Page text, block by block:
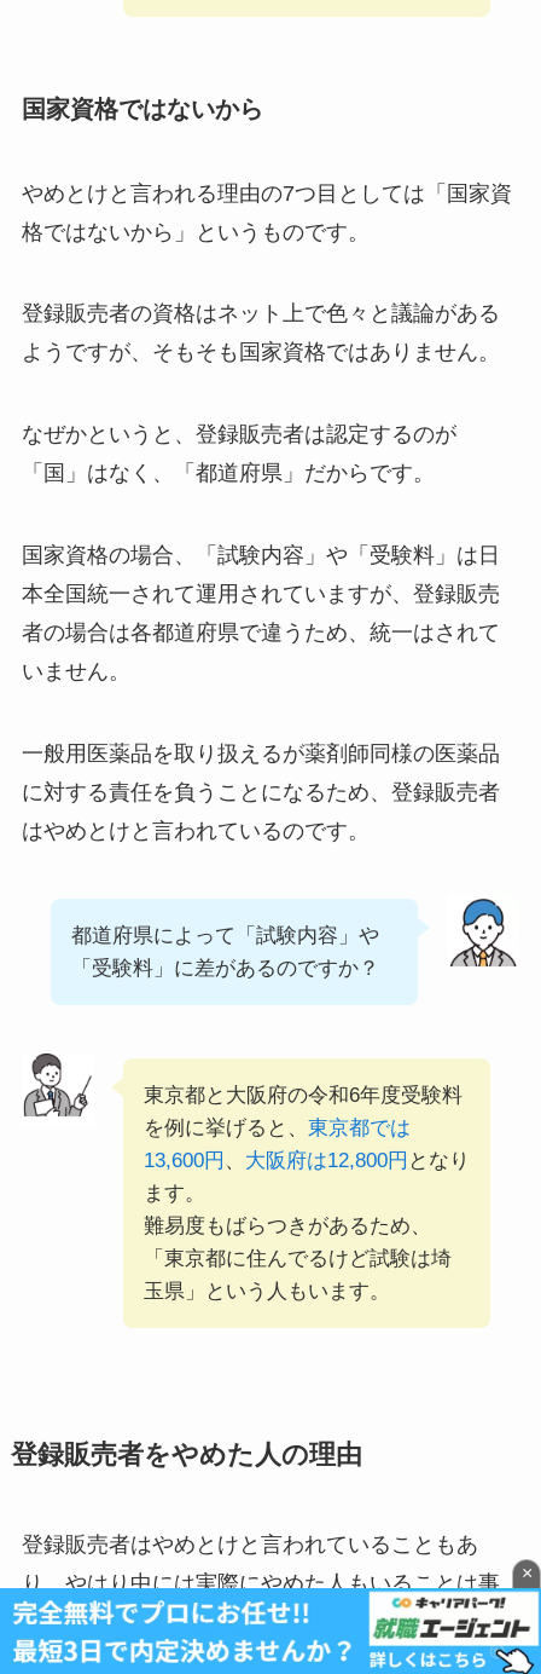
国家資格ではないから
やめとけと言われる理由の7つ目としては「国家資
格ではないから」というものです。
登録販売者の資格はネット上で色々と議論がある
ようですが、そもそも国家資格ではありません。
なぜかというと、登録販売者は認定するのが
「国」はなく、「都道府県」だからです。
国家資格の場合、「試験内容」や「受験料」は日
本全国統一されて運用されていますが、登録販売
者の場合は各都道府県で違うため、統一はされて
いません。
一般用医薬品を取り扱えるが薬剤師同様の医薬品
に対する責任を負うことになるため、登録販売者
はやめとけと言われているのです。
都道府県によって「試験内容」や
「受験料」に差があるのですか？
東京都と大阪府の令和6年度受験料
を例に挙げると、 東京都では
13,600円 、 大阪府は12,800円 となり
ます。
難易度もばらつきがあるため、
「東京都に住んでるけど試験は埼
玉県」という人もいます。
登録販売者をやめた人の理由
登録販売者はやめとけと言われていることもあ
り、やはり中には実際にやめた人もいることは事
実です。
×